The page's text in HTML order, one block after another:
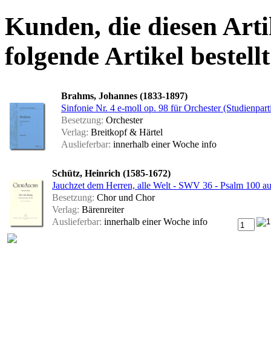
Kunden, die diesen
folgende Artikel
Brahms, Johannes (1833-1897)
Sinfonie Nr. 4 e-moll op. 98 für Orchester
Besetzung: Orchester
Verlag: Breitkopf & Härtel
Auslieferbar: innerhalb einer Woche info
Schütz, Heinrich (1585-1672)
Jauchzet dem Herren, alle Welt - SWV 36 - Psalm 100
Besetzung: Chor und Chor
Verlag: Bärenreiter
Auslieferbar: innerhalb einer Woche info